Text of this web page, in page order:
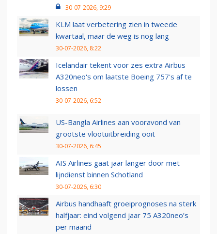
30-07-2026, 9:29
KLM laat verbetering zien in tweede
kwartaal, maar de weg is nog lang
30-07-2026, 8:22
Icelandair tekent voor zes extra Airbus
A320neo's om laatste Boeing 757's af te
lossen
30-07-2026, 6:52
US-Bangla Airlines aan vooravond van
grootste vlootuitbreiding ooit
30-07-2026, 6:45
AIS Airlines gaat jaar langer door met
lijndienst binnen Schotland
30-07-2026, 6:30
Airbus handhaaft groeiprognoses na sterk
halfjaar: eind volgend jaar 75 A320neo’s
per maand